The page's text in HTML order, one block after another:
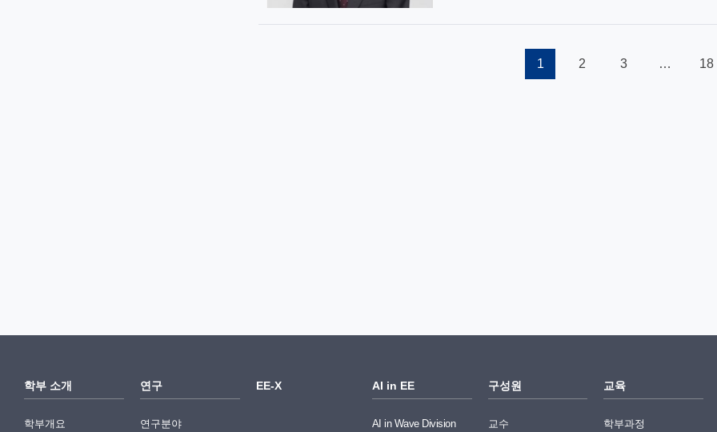
1 2 3 … 18
학부 소개
학부개요
연구
연구분야
EE-X AI in EE
AI in Wave Division
구성원
교수
교육
학부과정